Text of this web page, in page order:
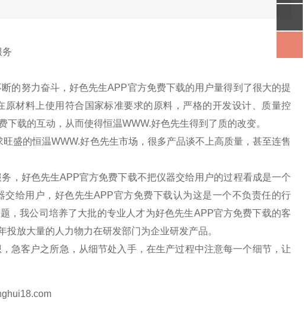
的努力奋斗，好色先生APP官方免费下载的用户量得到了很大的提
材料上使用符合国家标准要求的原料，严格的开发设计、质量控
载的互动，从而使得恒温WWW.好色先生得到了质的改变。
盛的恒温WWW.好色先生市场，很多产品谈不上高质量，甚至连售
好色先生APP官方免费下载不把仪器交给用户的过程看成是一个
给用户，好色先生APP官方免费下载认为这是一个不负责任的行
，我公司培养了大批的专业人才为好色先生APP官方免费下载的客
放大量的人力物力在研发部门为企业研发产品。
客户之所急，从细节处入手，在生产过程中注意每一个细节，让